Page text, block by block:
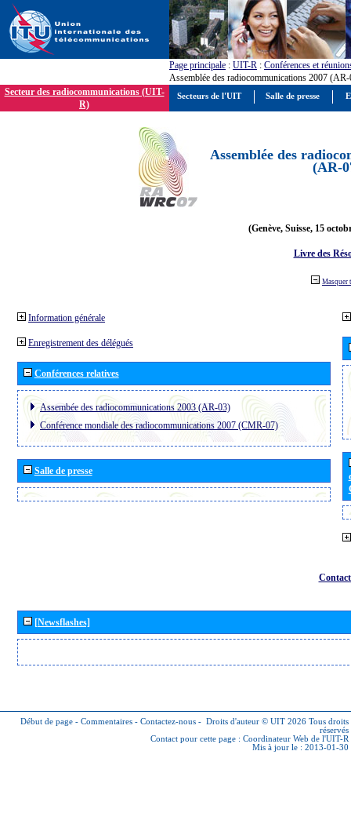
Page principale : UIT-R : Conférences et
Assemblée des radiocommunications 2007
Secteur des radiocommunications (UIT-
R)
Assemblée des
(AR-
(Genève, Suisse, 15
Livre des
Masquer
Information générale
Enregistrement des délégués
Conférences relatives
Assembée des radiocommunications 2003 (AR-03)
Conférence mondiale des radiocommunications 2007 (CMR-07)
Salle de presse
[Newsflashes]
Début de page - Commentaires - Contactez-nous - Droits d'auteur © UIT 2026 Tous droits
réservés
Contact pour cette page : Coordinateur Web de l'UIT-R
Mis à jour le : 2013-01-30
Secteurs de l'UIT Salle de presse